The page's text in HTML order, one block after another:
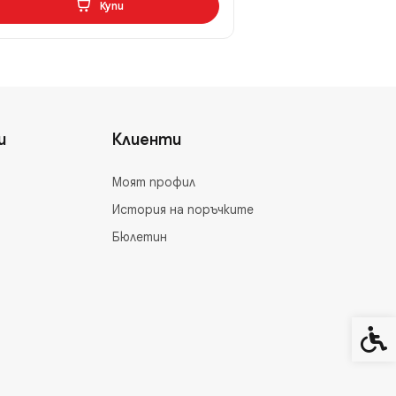
Купи
Клиенти
Моят профил
История на поръчките
Бюлетин